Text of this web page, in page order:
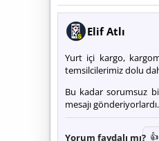
Elif Atlı
Yurt içi kargo,
temsilcilerimiz dolu
Bu kadar sorumsuz
mesajı gönderiyorlardı.
Yorum faydalı mı?